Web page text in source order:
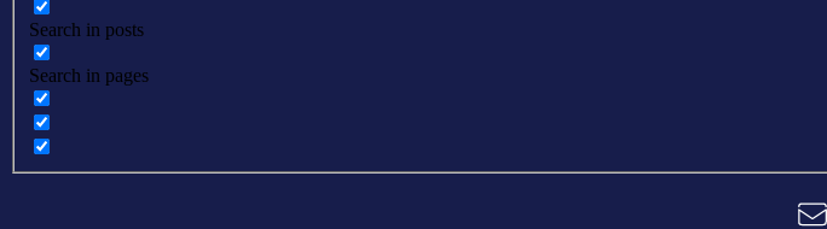
Search in posts
Search in pages